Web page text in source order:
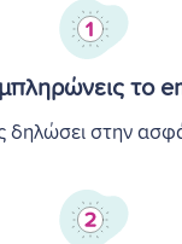
το
δηλώσει στην